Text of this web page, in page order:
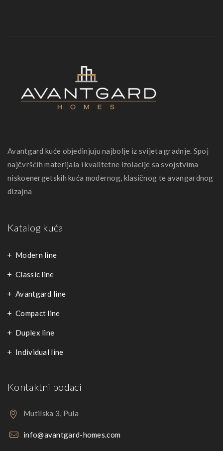
Avantgard kuće objedinjuju najbolje iz svijeta gradnje. Spoj
najčvršćih materijala i kvalitetne izolacije sa svojstvima
niskoenergetskih kuća modernog, klasičnog te avangardnog
dizajna
Katalog kuća
Modern line
Classic line
Avantgard line
Compact line
Duplex line
Individual line
Kontaktni podaci
Mutilska 3, Pula
info@avantgard-homes.com